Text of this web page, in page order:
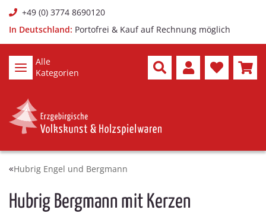
+49 (0) 3774 8690120
In Deutschland: Portofrei & Kauf auf Rechnung möglich
Alle
Kategorien
Hubrig Engel und Bergmann
Hubrig Bergmann mit Kerzen